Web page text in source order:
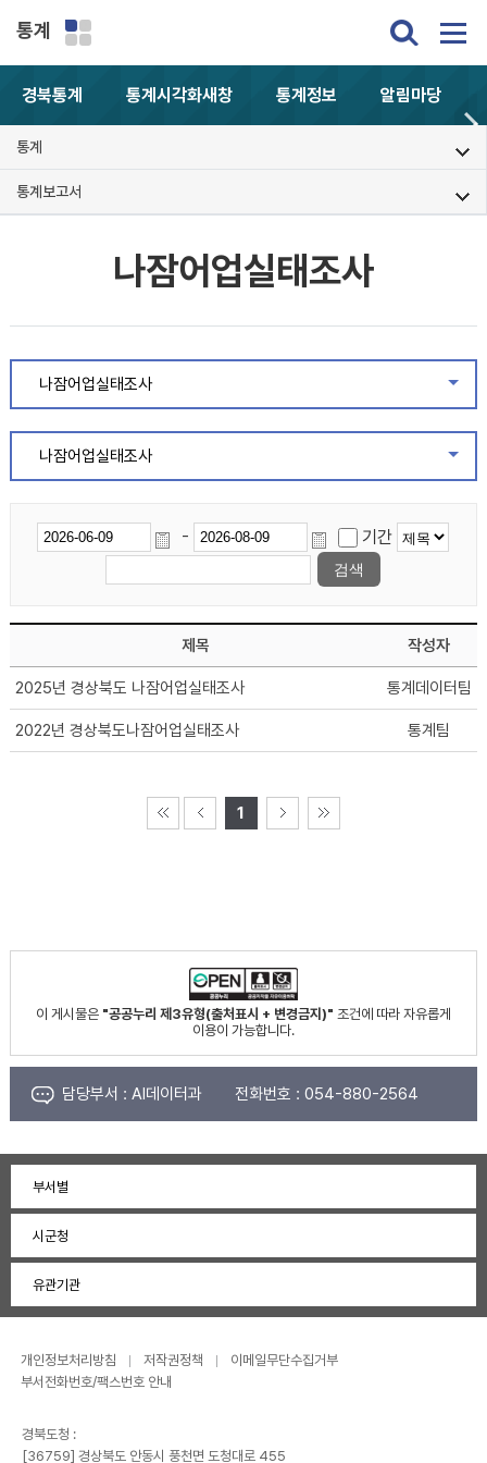
통계
경북통계 통계시각화새창 통계정보 알림마당
통계
통계보고서
나잠어업실태조사
나잠어업실태조사
나잠어업실태조사
- 기간
제목 작성자
2025년 경상북도 나잠어업실태조사 통계데이터팀
2022년 경상북도나잠어업실태조사 통계팀
1
이 게시물은 "공공누리 제3유형(출처표시 + 변경금지)" 조건에 따라 자유롭게
이용이 가능합니다.
담당부서 : AI데이터과 전화번호 : 054-880-2564
부서별
시군청
유관기관
개인정보처리방침 저작권정책
이메일무단수집거부
부서전화번호/팩스번호 안내
경북도청 :
[36759] 경상북도 안동시 풍천면 도청대로 455